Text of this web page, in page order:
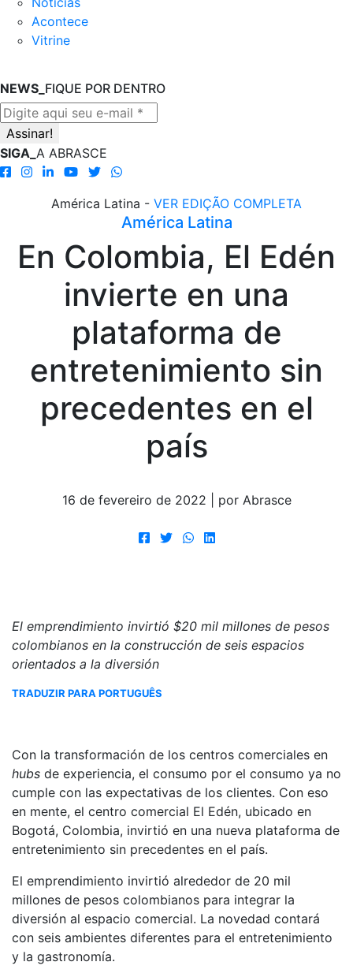
Acontece
Vitrine
NEWS_ FIQUE POR DENTRO
SIGA_ A ABRASCE
América Latina - VER EDIÇÃO COMPLETA
América Latina
En Colombia, El Edén
invierte en una
plataforma de
entretenimiento sin
precedentes en el
país
16 de fevereiro de 2022 | por Abrasce
El emprendimiento invirtió $20 mil millones de pesos
colombianos en la construcción de seis espacios
orientados a la diversión
TRADUZIR PARA PORTUGUÊS
Con la transformación de los centros comerciales en
hubs de experiencia, el consumo por el consumo ya no
cumple con las expectativas de los clientes. Con eso
en mente, el centro comercial El Edén, ubicado en
Bogotá, Colombia, invirtió en una nueva plataforma de
entretenimiento sin precedentes en el país.
El emprendimiento invirtió alrededor de 20 mil
millones de pesos colombianos para integrar la
diversión al espacio comercial. La novedad contará
con seis ambientes diferentes para el entretenimiento
y la gastronomía.